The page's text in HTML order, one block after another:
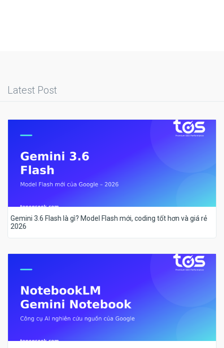
Latest Post
Gemini 3.6 Flash là gì? Model Flash mới, coding tốt hơn và giá rẻ
2026